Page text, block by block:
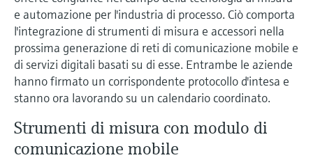
Accesso a Device Viewer
Trova informazioni e documentazione
specifiche sul prodotto
Trova i ricambi giusti
ordine o numero di serie
microonde
Misura del livello tramite la misura
della pressione
Visualizza tutti
microonde
Memosens technology
Visualizza tutti
dell'eccellenza operativa e dei
modelli decisionali
e automazione per l'industria di processo. Ciò comporta
l'integrazione di strumenti di misura e accessori nella
prossima generazione di reti di comunicazione mobile e
di servizi digitali basati su di esse. Entrambe le aziende
hanno firmato un corrispondente protocollo d'intesa e
stanno ora lavorando su un calendario coordinato.
Strumenti di misura con modulo di
comunicazione mobile